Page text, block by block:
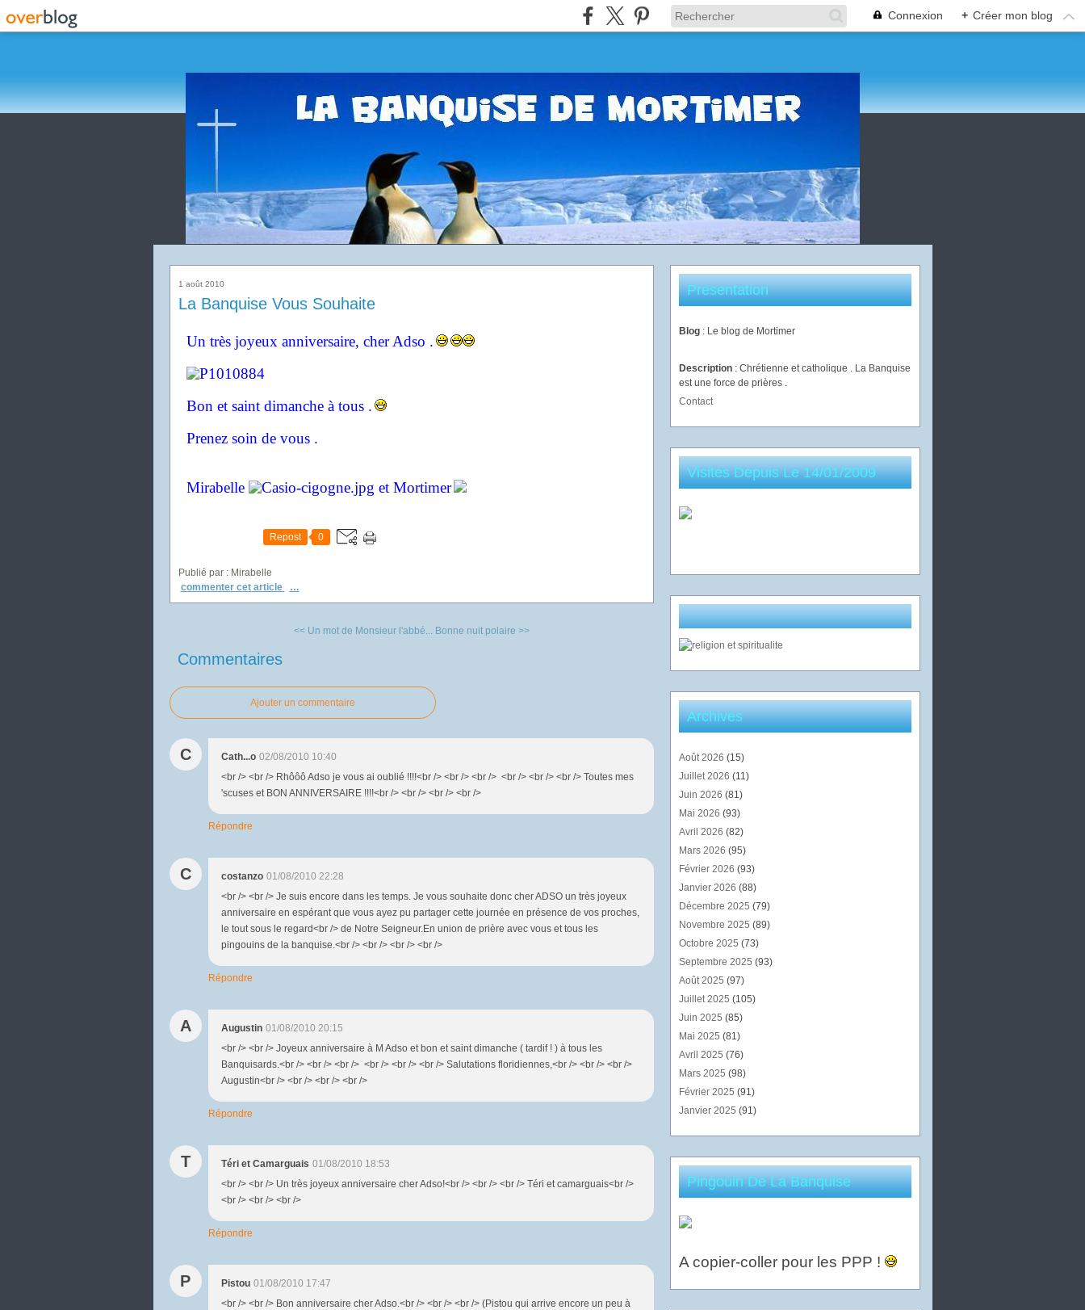
Connexion + Créer mon blog
1 août 2010
La Banquise Vous Souhaite
Un très joyeux anniversaire, cher Adso .
Bon et saint dimanche à tous .
Prenez soin de vous .
Mirabelle et Mortimer
Repost 0
Publié par : Mirabelle
commenter cet article
…
<< Un mot de Monsieur l'abbé... Bonne nuit polaire >>
Commentaires
Ajouter un commentaire
C Cath...o 02/08/2010 10:40
<br /> <br /> Rhôôô Adso je vous ai oublié !!!!<br /> <br /> <br /> <br /> <br /> <br /> Toutes mes
'scuses et BON ANNIVERSAIRE !!!!<br /> <br /> <br /> <br />
Répondre
C costanzo 01/08/2010 22:28
<br /> <br /> Je suis encore dans les temps. Je vous souhaite donc cher ADSO un très joyeux
anniversaire en espérant que vous ayez pu partager cette journée en présence de vos proches,
le tout sous le regard<br /> de Notre Seigneur.En union de prière avec vous et tous les
pingouins de la banquise.<br /> <br /> <br /> <br />
Répondre
A Augustin 01/08/2010 20:15
<br /> <br /> Joyeux anniversaire à M Adso et bon et saint dimanche ( tardif ! ) à tous les
Banquisards.<br /> <br /> <br /> <br /> <br /> <br /> Salutations floridiennes,<br /> <br /> <br />
Augustin<br /> <br /> <br /> <br />
Répondre
T Téri et Camarguais 01/08/2010 18:53
<br /> <br /> Un très joyeux anniversaire cher Adso!<br /> <br /> <br /> Téri et camarguais<br />
<br /> <br /> <br />
Répondre
P Pistou 01/08/2010 17:47
<br /> <br /> Bon anniversaire cher Adso.<br /> <br /> <br /> (Pistou qui arrive encore un peu à
Présentation
Blog : Le blog de Mortimer
Description : Chrétienne et catholique . La Banquise
est une force de prières .
Contact
Visites Depuis Le 14/01/2009
Archives
Août 2026 (15)
Juillet 2026 (11)
Juin 2026 (81)
Mai 2026 (93)
Avril 2026 (82)
Mars 2026 (95)
Février 2026 (93)
Janvier 2026 (88)
Décembre 2025 (79)
Novembre 2025 (89)
Octobre 2025 (73)
Septembre 2025 (93)
Août 2025 (97)
Juillet 2025 (105)
Juin 2025 (85)
Mai 2025 (81)
Avril 2025 (76)
Mars 2025 (98)
Février 2025 (91)
Janvier 2025 (91)
Pingouin De La Banquise
A copier-coller pour les PPP !